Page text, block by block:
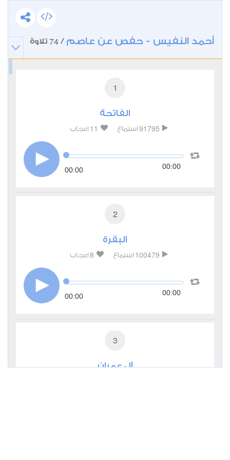
أحمد النفيس - حفص عن عاصم /
74 تلاوة
1
الفاتحة
91795 استماع 11 اعجاب
00:00 00:00
2
البقرة
100479 استماع 8 اعجاب
00:00 00:00
3
آل عمران